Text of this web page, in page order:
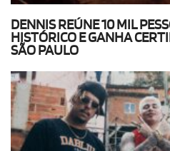
DENNIS REÚNE 10 MIL
HISTÓRICO E GANHA
SÃO PAULO